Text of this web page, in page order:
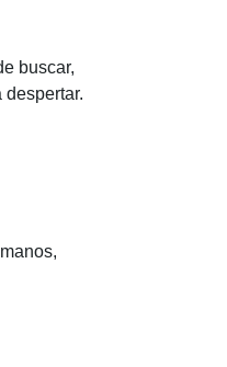
buscar,